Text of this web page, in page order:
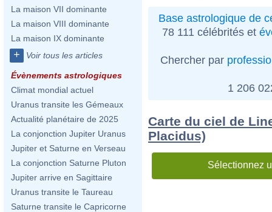
La maison VII dominante
La maison VIII dominante
La maison IX dominante
+ Voir tous les articles
Évènements astrologiques
Climat mondial actuel
Uranus transite les Gémeaux
Actualité planétaire de 2025
La conjonction Jupiter Uranus
Jupiter et Saturne en Verseau
La conjonction Saturne Pluton
Jupiter arrive en Sagittaire
Uranus transite le Taureau
Saturne transite le Capricorne
Base astrologique de
78 111 célébrités et
Chercher par
1 206
Carte du ciel de
Placidus)
Sélectionnez